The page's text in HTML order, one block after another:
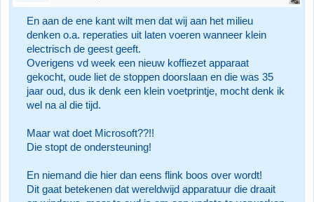
En aan de ene kant wilt men dat wij aan het milieu
denken o.a. reperaties uit laten voeren wanneer klein
electrisch de geest geeft.
Overigens vd week een nieuw koffiezet apparaat
gekocht, oude liet de stoppen doorslaan en die was 35
jaar oud, dus ik denk een klein voetprintje, mocht denk ik
wel na al die tijd.
Maar wat doet Microsoft??!!
Die stopt de ondersteuning!
En niemand die hier dan eens flink boos over wordt!
Dit gaat betekenen dat wereldwijd apparatuur die draait